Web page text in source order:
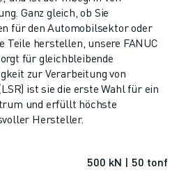
Ganz gleich, ob Sie
für den Automobilsektor oder
Teile herstellen, unsere FANUC
für gleichbleibende
zur Verarbeitung von
ist sie die erste Wahl für ein
und erfüllt höchste
Hersteller.
500 kN | 50 tonf